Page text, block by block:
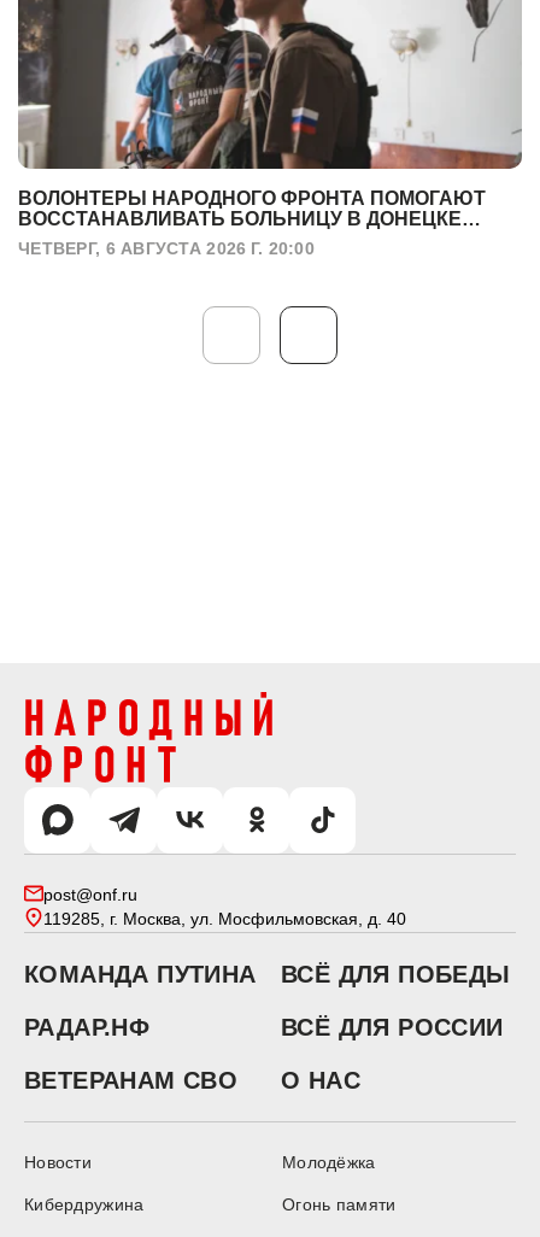
ВОЛОНТЕРЫ НАРОДНОГО ФРОНТА ПОМОГАЮТ
ВОССТАНАВЛИВАТЬ БОЛЬНИЦУ В ДОНЕЦКЕ
ПОСЛЕ УДАРА БПЛА
ЧЕТВЕРГ, 6 АВГУСТА 2026 Г. 20:00
post@onf.ru
119285, г. Москва, ул. Мосфильмовская, д. 40
КОМАНДА ПУТИНА
ВСЁ ДЛЯ ПОБЕДЫ
РАДАР.НФ
ВСЁ ДЛЯ РОССИИ
ВЕТЕРАНАМ СВО
О НАС
Новости Молодёжка
Кибердружина Огонь памяти